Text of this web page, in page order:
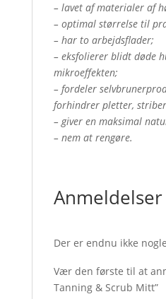
– lavet af materialer af
– optimal størrelse til
– har to arbejdsflader;
– eksfolierer blidt døde
mikroeffekten;
– fordeler
forhindrer pletter,
– giver en maksimal
– nem at rengøre.
Anmeldelser
Der er endnu ikke
Vær den første til at
Tanning & Scrub Mitt”